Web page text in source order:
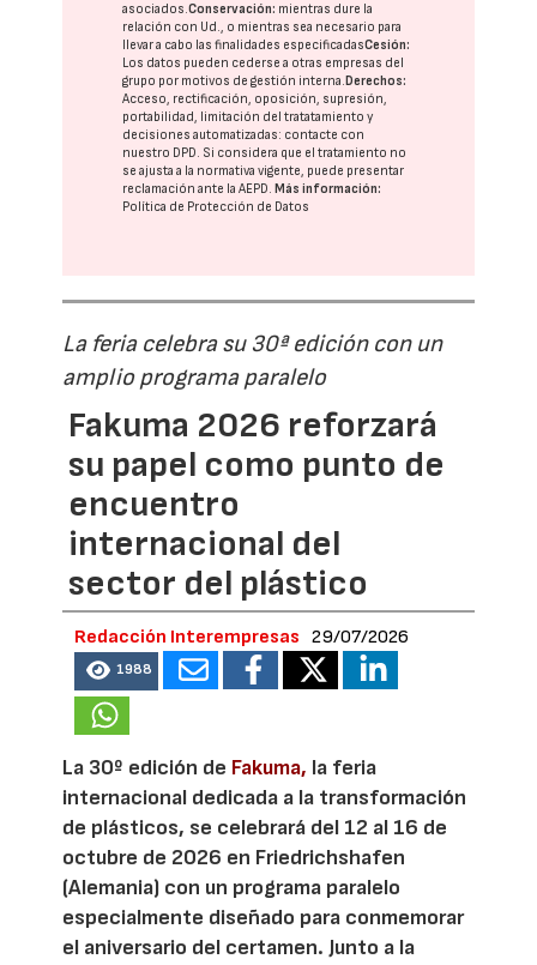
asociados.Conservación: mientras dure la
relación con Ud., o mientras sea necesario para
llevar a cabo las finalidades especificadasCesión:
Los datos pueden cederse a otras empresas del
grupo por motivos de gestión interna. Derechos:
Acceso, rectificación, oposición, supresión,
portabilidad, limitación del tratatamiento y
decisiones automatizadas: contacte con
nuestro DPD. Si considera que el tratamiento no
se ajusta a la normativa vigente, puede presentar
reclamación ante laAEPD. Más información:
Política de Protección de Datos
La feria celebra su 30ª edición con un
amplio programa paralelo
Fakuma 2026 reforzará
su papel como punto de
encuentro
internacional del
sector del plástico
Redacción Interempresas 29/07/2026
1988
La 30º edición de Fakuma, la feria
internacional dedicada a la transformación
de plásticos, se celebrará del 12 al 16 de
octubre de 2026 en Friedrichshafen
(Alemania) con un programa paralelo
especialmente diseñado para conmemorar
el aniversario del certamen. Junto a la